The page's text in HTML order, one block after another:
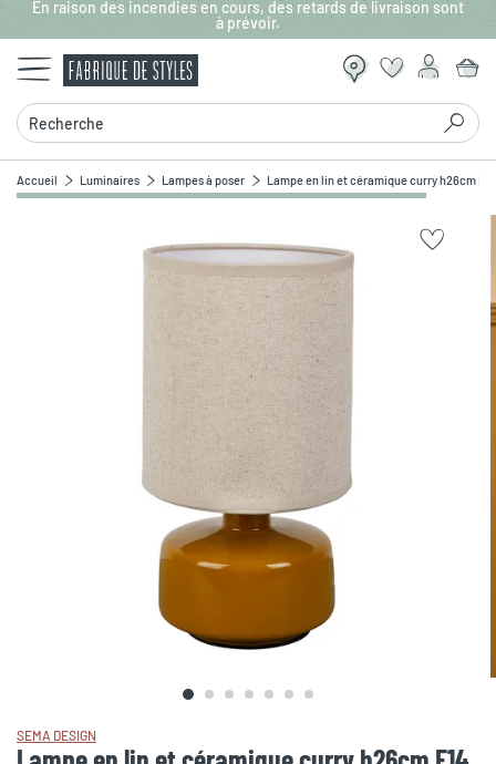
Aller au contenu principal
En raison des incendies en cours, des retards de livraison sont
à prévoir.
Recherche
Accueil Luminaires Lampes à poser Lampe en lin et céramique curry h26cm
SEMA DESIGN